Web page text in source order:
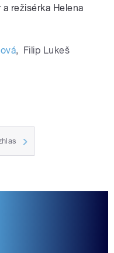
režisérka Helena
, Filip Lukeš